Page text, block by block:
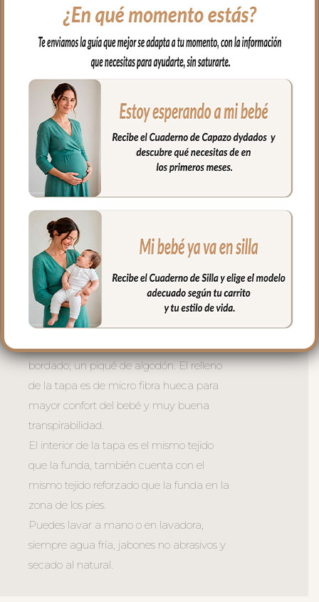
con una trasera muy ancha y regulable
con goma. También lleva las cintas y las
gomitas por si la capota va unida al
respaldo y no puedes usar la trasera.
Las aberturas verticales en el respaldo y
ojales en el culete y en los laterales son
aptos para la salida de arenes de todo
tipo de sillas.
En la zona de los pies una trasera elástica
para sujetar la funda en la parte de
La tapa del saco va sujeta a la funda
mediante cremalleras laterales, siempre a
tono y de doble carro, de forma que
puedes abrir la tapa desde arriba, desde
abajo para descubrir los pies o puedes
quitar la tapa entera.
bordado; un piqué de algodón. El relleno
de la tapa es de micro fibra hueca para
mayor confort del bebé y muy buena
transpirabilidad.
El interior de la tapa es el mismo tejido
que la funda, también cuenta con el
mismo tejido reforzado que la funda en la
zona de los pies.
Puedes lavar a mano o en lavadora,
siempre agua fría, jabones no abrasivos y
secado al natural.